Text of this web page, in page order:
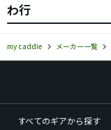
わ行
my caddie メーカー一覧
すべてのギアから探す